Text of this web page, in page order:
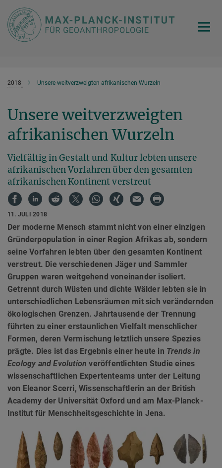
Hauptinhalt
2018 Unsere weitverzweigten afrikanischen Wurzeln
Unsere weitverzweigten
afrikanischen Wurzeln
Vielfältig in Gestalt und Kultur lebten unsere
afrikanischen Vorfahren über den gesamten
afrikanischen Kontinent verstreut
11. JULI 2018
Der moderne Mensch stammt nicht von einer einzigen
Gründerpopulation in einer Region Afrikas ab, sondern
seine Vorfahren lebten über den gesamten Kontinent
verstreut. Die verschiedenen Jäger und Sammler
Gruppen waren weitgehend voneinander isoliert.
Getrennt durch Wüsten und dichte Wälder lebten sie in
unterschiedlichen Lebensräumen mit sich verändernden
ökologischen Grenzen. Jahrtausende der Trennung
führten zu einer erstaunlichen Vielfalt menschlicher
Formen, deren Vermischung letztlich unsere Spezies
prägte. Dies ist das Ergebnis einer heute in Trends in
Ecology and Evolution veröffentlichten Studie eines
wissenschaftlichen Expertenteams unter der Leitung
von Eleanor Scerri, Wissenschaftlerin an der British
Academy der Universität Oxford und am Max-Planck-
Institut für Menschheitsgeschichte in Jena.